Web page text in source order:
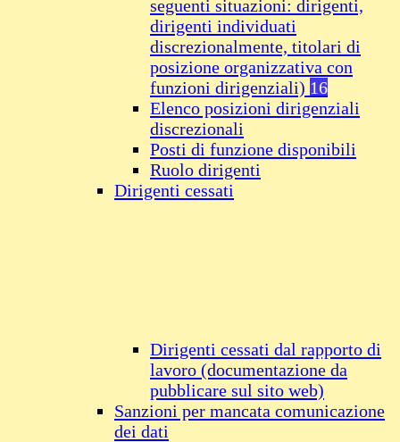
seguenti situazioni: dirigenti,
dirigenti individuati
discrezionalmente, titolari di
posizione organizzativa con
funzioni dirigenziali) 16
Elenco posizioni dirigenziali
discrezionali
Posti di funzione disponibili
Ruolo dirigenti
Dirigenti cessati
Dirigenti cessati dal rapporto di
lavoro (documentazione da
pubblicare sul sito web)
Sanzioni per mancata comunicazione
dei dati